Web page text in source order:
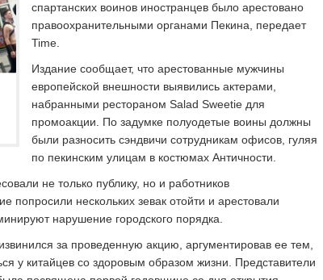
спартанских воинов иностранцев было арестовано
правоохранительными органами Пекина, передает
Time.
Издание сообщает, что арестованные мужчины
европейской внешности выявились актерами,
набранными рестораном Salad Sweetie для
промоакции. По задумке полуодетые воины должны
были разносить сэндвичи сотрудникам офисов, гуляя
по пекинским улицам в костюмах Античности.
не только публику, но и работников
попросили нескольких зевак отойти и арестовали
нарушение городского порядка.
за проведенную акцию, аргументировав ее тем,
у китайцев со здоровым образом жизни. Представители